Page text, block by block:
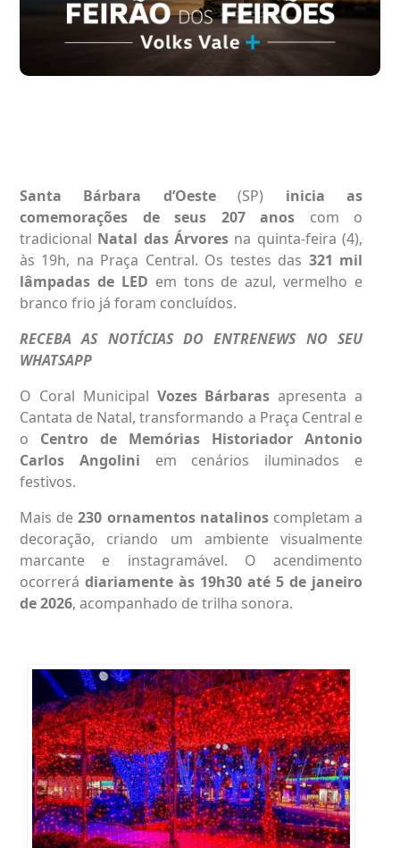
Santa Bárbara d’Oeste(SP) inicia as
comemorações de seus 207 anos com o
tradicional Natal das Árvores na quinta-feira (4),
às 19h, na Praça Central. Os testes das 321 mil
lâmpadas de LED em tons de azul, vermelho e
branco frio já foram concluídos.
RECEBA AS NOTÍCIAS DO ENTRENEWS NO SEU
WHATSAPP
O Coral Municipal Vozes Bárbaras apresenta a
Cantata de Natal, transformando a Praça Central e
o Centro de Memórias Historiador Antonio
Carlos Angolini em cenários iluminados e
festivos.
Mais de230 ornamentos natalinoscompletam a
decoração, criando um ambiente visualmente
marcante e instagramável. O acendimento
ocorrerá diariamente às 19h30 até 5 de janeiro
de 2026, acompanhado de trilha sonora.